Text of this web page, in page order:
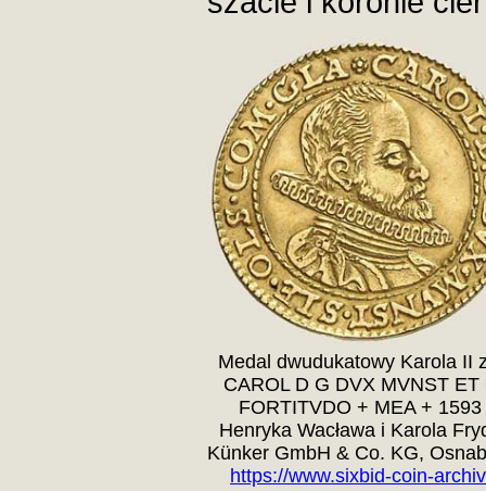
Medal dwudukatowy Karola II
CAROL D G DVX MVNST
FORTITVDO + MEA +
Henryka Wacława i Karola
Künker GmbH & Co. KG,
https://www.sixbid-coin-